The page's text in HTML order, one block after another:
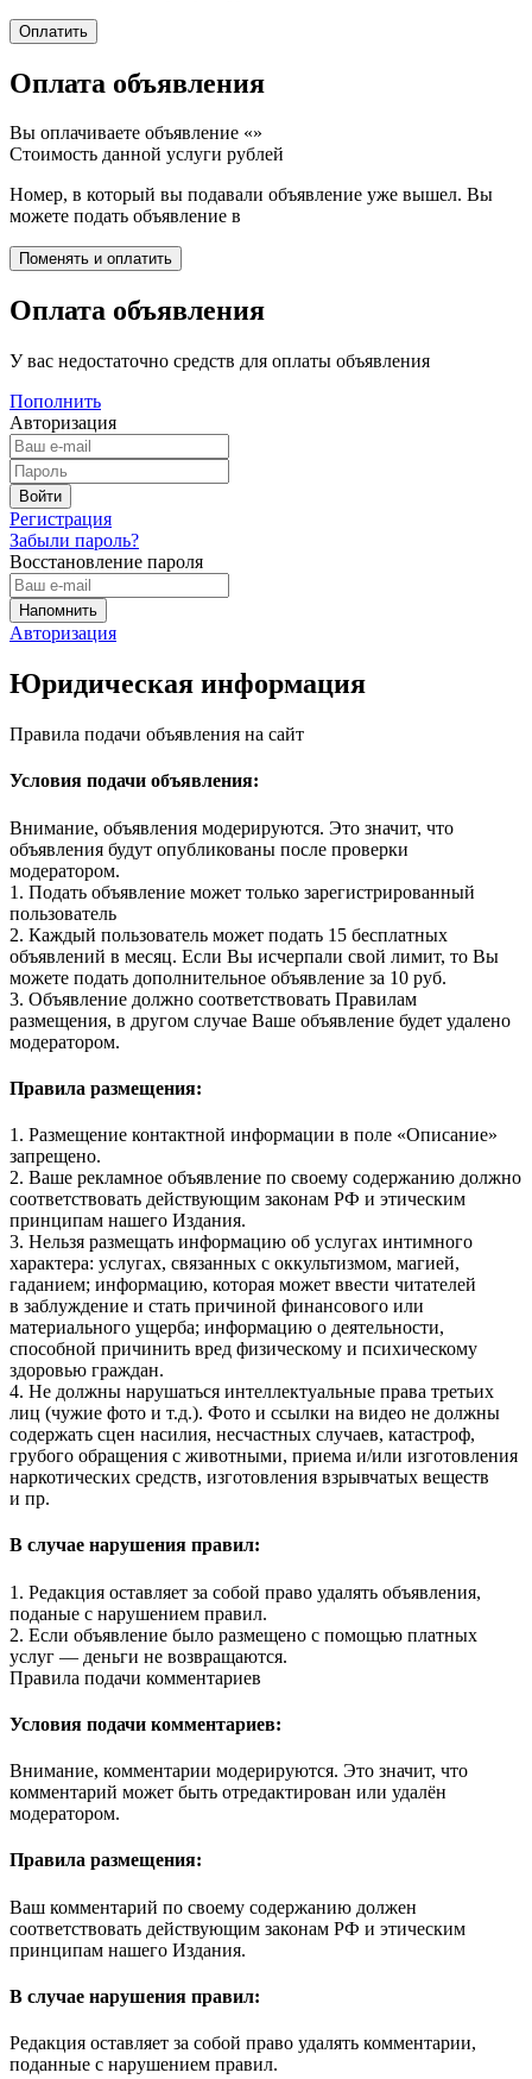
Оплата объявления
Вы оплачиваете объявление «»
Стоимость данной услуги рублей
Номер, в который вы подавали объявление уже вышел. Вы
можете подать объявление в
Оплата объявления
У вас недостаточно средств для оплаты объявления
Пополнить
Авторизация
Регистрация
Забыли пароль?
Восстановление пароля
Авторизация
Юридическая информация
Правила подачи объявления на сайт
Условия подачи объявления:
Внимание, объявления модерируются. Это значит, что
объявления будут опубликованы после проверки
модератором.
1. Подать объявление может только зарегистрированный
пользователь
2. Каждый пользователь может подать 15 бесплатных
объявлений в месяц. Если Вы исчерпали свой лимит, то Вы
можете подать дополнительное объявление за 10 руб.
3. Объявление должно соответствовать Правилам
размещения, в другом случае Ваше объявление будет удалено
модератором.
Правила размещения:
1. Размещение контактной информации в поле «Описание»
запрещено.
2. Ваше рекламное объявление по своему содержанию должно
соответствовать действующим законам РФ и этическим
принципам нашего Издания.
3. Нельзя размещать информацию об услугах интимного
характера: услугах, связанных с оккультизмом, магией,
гаданием; информацию, которая может ввести читателей
в заблуждение и стать причиной финансового или
материального ущерба; информацию о деятельности,
способной причинить вред физическому и психическому
здоровью граждан.
4. Не должны нарушаться интеллектуальные права третьих
лиц (чужие фото и т.д.). Фото и ссылки на видео не должны
содержать сцен насилия, несчастных случаев, катастроф,
грубого обращения с животными, приема и/или изготовления
наркотических средств, изготовления взрывчатых веществ
и пр.
В случае нарушения правил:
1. Редакция оставляет за собой право удалять объявления,
поданые с нарушением правил.
2. Если объявление было размещено с помощью платных
услуг — деньги не возвращаются.
Правила подачи комментариев
Условия подачи комментариев:
Внимание, комментарии модерируются. Это значит, что
комментарий может быть отредактирован или удалён
модератором.
Правила размещения:
Ваш комментарий по своему содержанию должен
соответствовать действующим законам РФ и этическим
принципам нашего Издания.
В случае нарушения правил:
Редакция оставляет за собой право удалять комментарии,
поданные с нарушением правил.